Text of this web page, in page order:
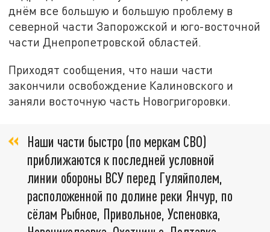
днём все большую и большую проблему в
северной части Запорожской и юго-восточной
части Днепропетровской областей.
Приходят сообщения, что наши части
закончили освобождение Калиновского и
заняли восточную часть Новогригоровки.
Наши части быстро (по меркам СВО)
приближаются к последней условной
линии обороны ВСУ перед Гуляйполем,
расположенной по долине реки Янчур, по
сёлам Рыбное, Привольное, Успеновка,